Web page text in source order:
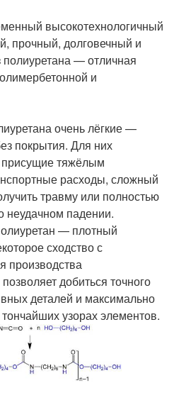
высокотехнологичный
прочный, долговечный и
полиуретана — отличная
и
очень лёгкие —
покрытия. Для них
тяжёлым
расходы, сложный
травму или полностью
неудачном падении.
— плотный
сходство с
производства
добиться точного
деталей и максимально
узорах элементов.